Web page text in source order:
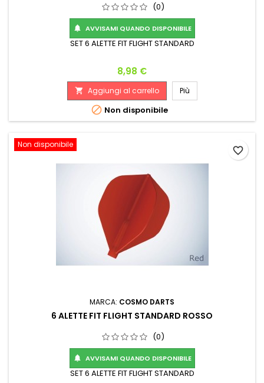
(0)
 AVVISAMI QUANDO DISPONIBILE
SET 6 ALETTE FIT FLIGHT STANDARD
Prezzo
8,98 €
 Aggiungi al carrello Più
 Non disponibile
Non disponibile
MARCA: COSMO DARTS
6 ALETTE FIT FLIGHT STANDARD ROSSO
(0)
 AVVISAMI QUANDO DISPONIBILE
SET 6 ALETTE FIT FLIGHT STANDARD
favorite_border